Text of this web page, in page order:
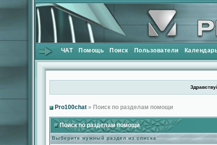
ЧАТ Помощь Поиск Пользователи
Pro100chat » Поиск по разделам помощи
Поиск по разделам помощи
Выберите нужный раздел из списка